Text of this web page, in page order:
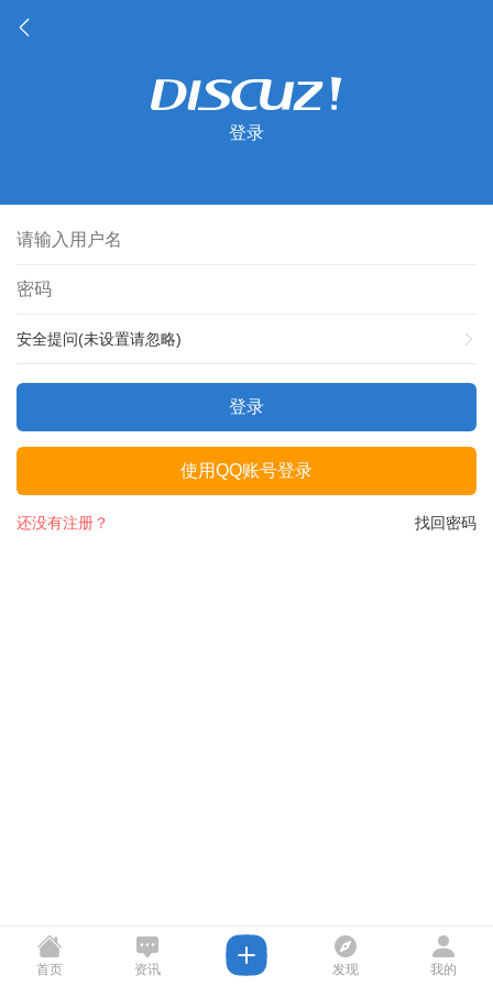
登录
安全提问(未设置请忽略)
登录
使用QQ账号登录
找回密码
还没有注册？
首页 资讯 发现 我的